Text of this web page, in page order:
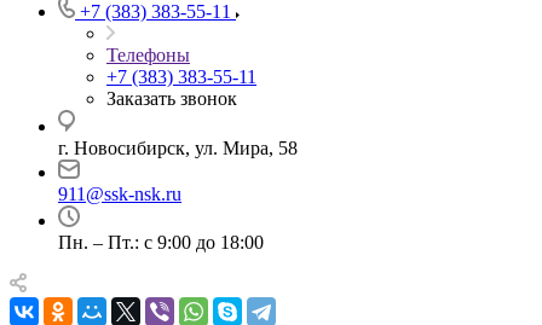
+7 (383) 383-55-11
Телефоны
+7 (383) 383-55-11
Заказать звонок
г. Новосибирск, ул. Мира, 58
911@ssk-nsk.ru
Пн. – Пт.: с 9:00 до 18:00